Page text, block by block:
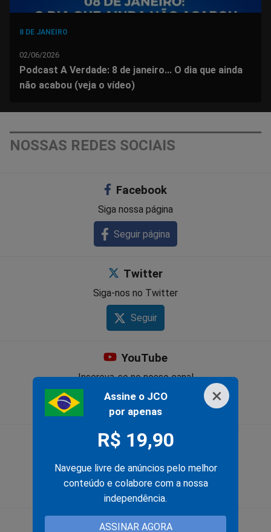
×
Assine o JCO
por apenas
R$ 19,90
Navegue livre de anúncios pelo melhor
conteúdo e colabore com a nossa
independência.
ASSINAR AGORA
8 DE JANEIRO
02/06/2026
Podcast A Verdade: 8 de janeiro... O dia que ainda
não acabou (veja o vídeo)
NOSSAS REDES SOCIAIS
Facebook
Siga nossa página
Seguir página
Twitter
Siga-nos no Twitter
Seguir
YouTube
Inscreva-se no nosso canal
Inscrever-se
Instagram
Seguir
Telegram